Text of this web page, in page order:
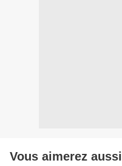
Vous aimerez aussi